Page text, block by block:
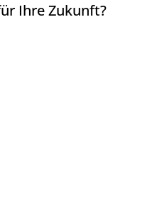
Ihre Zukunft?